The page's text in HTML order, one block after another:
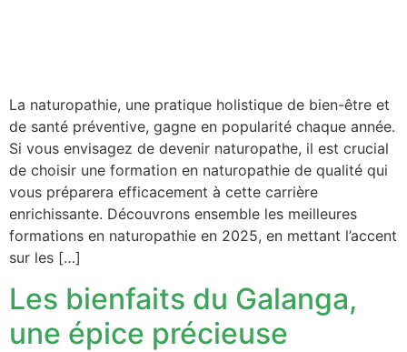
La naturopathie, une pratique holistique de bien-être et
de santé préventive, gagne en popularité chaque année.
Si vous envisagez de devenir naturopathe, il est crucial
de choisir une formation en naturopathie de qualité qui
vous préparera efficacement à cette carrière
enrichissante. Découvrons ensemble les meilleures
formations en naturopathie en 2025, en mettant l’accent
sur les […]
Les bienfaits du Galanga,
une épice précieuse